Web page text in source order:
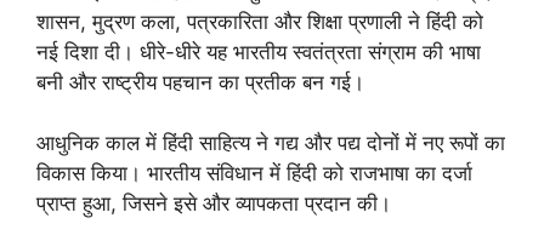
शासन, मुद्रण कला, पत्रकारिता और शिक्षा प्रणाली ने हिंदी को
नई दिशा दी। धीरे-धीरे यह भारतीय स्वतंत्रता संग्राम की भाषा
बनी और राष्ट्रीय पहचान का प्रतीक बन गई।
आधुनिक काल में हिंदी साहित्य ने गद्य और पद्य दोनों में नए रूपों का
विकास किया। भारतीय संविधान में हिंदी को राजभाषा का दर्जा
प्राप्त हुआ, जिसने इसे और व्यापकता प्रदान की।